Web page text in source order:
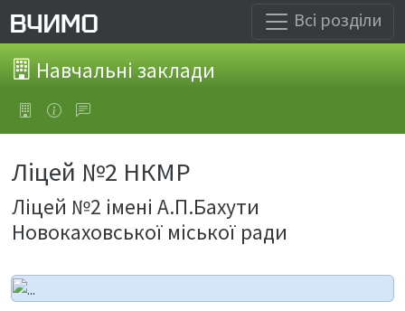
Всі розділи
Навчальні заклади
Ліцей №2 НКМР
Ліцей №2 імені А.П.Бахути
Новокаховської міської ради